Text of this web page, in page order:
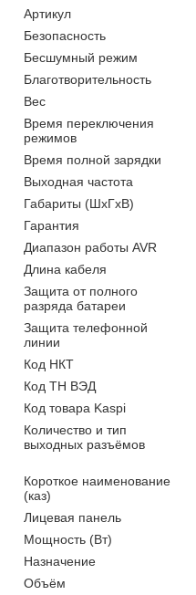
Артикул
Безопасность
Бесшумный режим
Благотворительность
Вес
Время переключения
режимов
Время полной зарядки
Выходная частота
Габариты (ШхГхВ)
Гарантия
Диапазон работы AVR
Длина кабеля
Защита от полного
разряда батареи
Защита телефонной
линии
Код НКТ
Код ТН ВЭД
Код товара Kaspi
Количество и тип
выходных разъёмов
Короткое наименование
(каз)
Лицевая панель
Мощность (Bт)
Назначение
Объём